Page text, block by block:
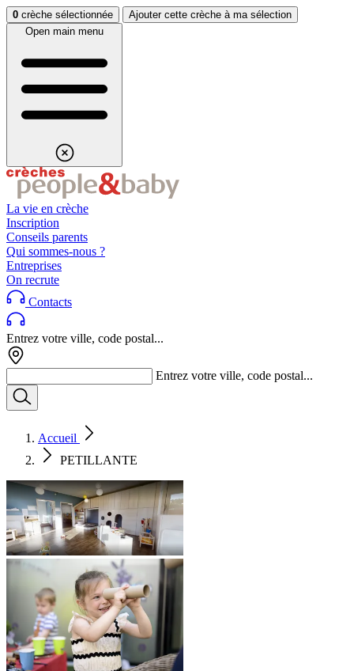
Aller au contenuAller au footer
0 crèche sélectionnée
Ajouter cette crèche à ma sélection
Open main menu
La vie en crèche
Inscription
Conseils parents
Qui sommes-nous ?
Entreprises
On recrute
Contacts
Entrez votre ville, code postal...
Entrez votre ville, code postal...
Accueil
PETILLANTE